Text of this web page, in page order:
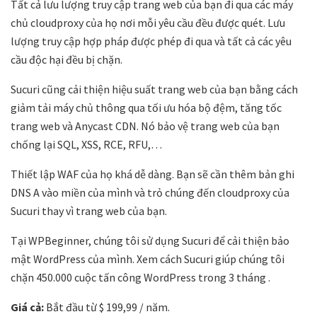
Tất cả lưu lượng truy cập trang web của bạn đi qua các máy
chủ cloudproxy của họ nơi mỗi yêu cầu đều được quét. Lưu
lượng truy cập hợp pháp được phép đi qua và tất cả các yêu
cầu độc hại đều bị chặn.
Sucuri cũng cải thiện hiệu suất trang web của bạn bằng cách
giảm tải máy chủ thông qua tối ưu hóa bộ đệm, tăng tốc
trang web và Anycast CDN. Nó bảo vệ trang web của bạn
chống lại SQL, XSS, RCE, RFU,…
Thiết lập WAF của họ khá dễ dàng. Bạn sẽ cần thêm bản ghi
DNS A vào miền của mình và trỏ chúng đến cloudproxy của
Sucuri thay vì trang web của bạn.
Tại WPBeginner, chúng tôi sử dụng Sucuri để cải thiện bảo
mật WordPress của mình. Xem cách Sucuri giúp chúng tôi
chặn 450.000 cuộc tấn công WordPress trong 3 tháng .
Giá cả: Bắt đầu từ $ 199,99 / năm.